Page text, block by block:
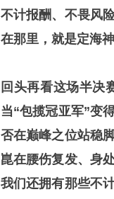
不计报酬、不畏风
在那里，就是定海
回头再看这场半决
当“包揽冠亚军”变
否在巅峰之位站稳
崑在腰伤复发、身
我们还拥有那些不